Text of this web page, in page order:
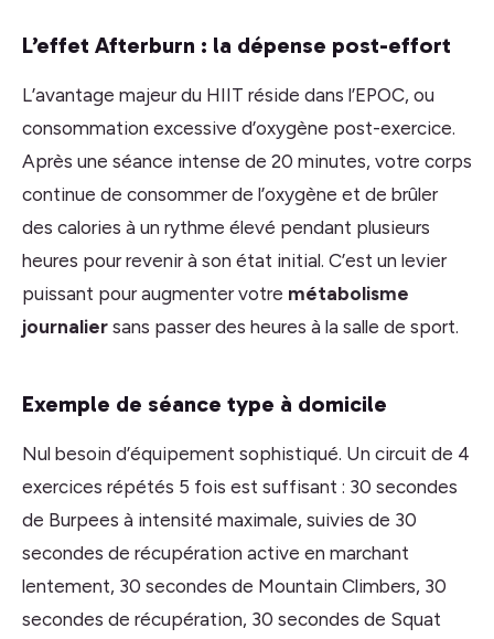
L’effet Afterburn : la dépense post-effort
L’avantage majeur du HIIT réside dans l’EPOC, ou
consommation excessive d’oxygène post-exercice.
Après une séance intense de 20 minutes, votre corps
continue de consommer de l’oxygène et de brûler
des calories à un rythme élevé pendant plusieurs
heures pour revenir à son état initial. C’est un levier
puissant pour augmenter votre métabolisme
journalier sans passer des heures à la salle de sport.
Exemple de séance type à domicile
Nul besoin d’équipement sophistiqué. Un circuit de 4
exercices répétés 5 fois est suffisant : 30 secondes
de Burpees à intensité maximale, suivies de 30
secondes de récupération active en marchant
lentement, 30 secondes de Mountain Climbers, 30
secondes de récupération, 30 secondes de Squat